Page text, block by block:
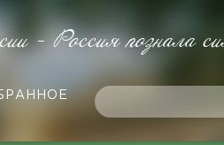
- Россия познала